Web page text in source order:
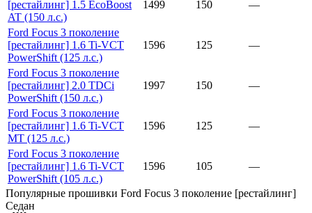
[рестайлинг] 1.5 EcoBoost
AT (150 л.с.)
1499 150 —
Ford Focus 3 поколение
[рестайлинг] 1.6 Ti-VCT
PowerShift (125 л.с.)
1596 125 —
Ford Focus 3 поколение
[рестайлинг] 2.0 TDCi
PowerShift (150 л.с.)
1997 150 —
Ford Focus 3 поколение
[рестайлинг] 1.6 Ti-VCT
MT (125 л.с.)
1596 125 —
Ford Focus 3 поколение
[рестайлинг] 1.6 Ti-VCT
PowerShift (105 л.с.)
1596 105 —
Популярные прошивки Ford Focus 3 поколение [рестайлинг]
Седан